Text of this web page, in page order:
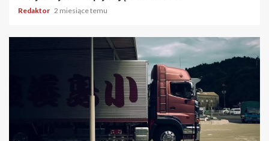
Redaktor 2 miesiące temu